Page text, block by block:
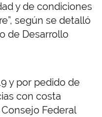
y de condiciones
según se detalló
de Desarrollo
y por pedido de
con costa
Federal